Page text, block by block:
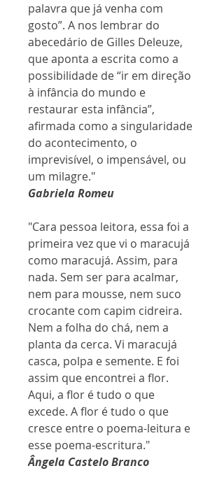
palavra que já venha com
gosto”. A nos lembrar do
abecedário de Gilles Deleuze,
que aponta a escrita como a
possibilidade de “ir em direção
à infância do mundo e
restaurar esta infância”,
afirmada como a singularidade
do acontecimento, o
imprevisível, o impensável, ou
um milagre."
Gabriela Romeu
"Cara pessoa leitora, essa foi a
primeira vez que vi o maracujá
como maracujá. Assim, para
nada. Sem ser para acalmar,
nem para mousse, nem suco
crocante com capim cidreira.
Nem a folha do chá, nem a
planta da cerca. Vi maracujá
casca, polpa e semente. E foi
assim que encontrei a flor.
Aqui, a flor é tudo o que
excede. A flor é tudo o que
cresce entre o poema-leitura e
esse poema-escritura."
Ângela Castelo Branco